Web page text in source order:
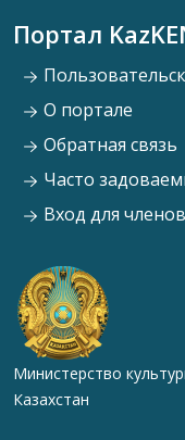
Портал
О портале
Обратная связь
Часто
Вход для
Министерство
Казахстан